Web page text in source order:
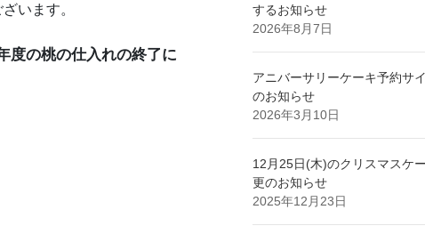
います。
度の桃の仕入れの終了に
するお知らせ
2026年8月7日
アニバーサリーケーキ予約サ
のお知らせ
2026年3月10日
12月25日(木)のクリスマスケ
更のお知らせ
2025年12月23日